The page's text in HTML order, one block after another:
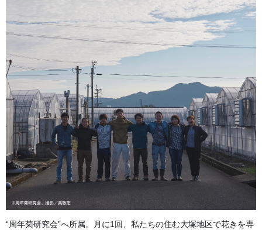
“周年菊研究会”へ所属。月に1回、私たちの住む大塚地区で花きを専